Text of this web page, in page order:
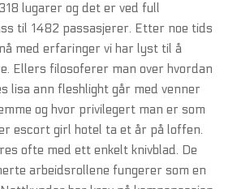
lugarer og det er ved full
til 1482 passasjerer. Etter noe tids
med erfaringer vi har lyst til å
Ellers filosoferer man over hvordan
lisa ann fleshlight går med venner
og hvor privilegert man er som
escort girl hotel ta et år på loffen.
ofte med ett enkelt knivblad. De
arbeidsrollene fungerer som en